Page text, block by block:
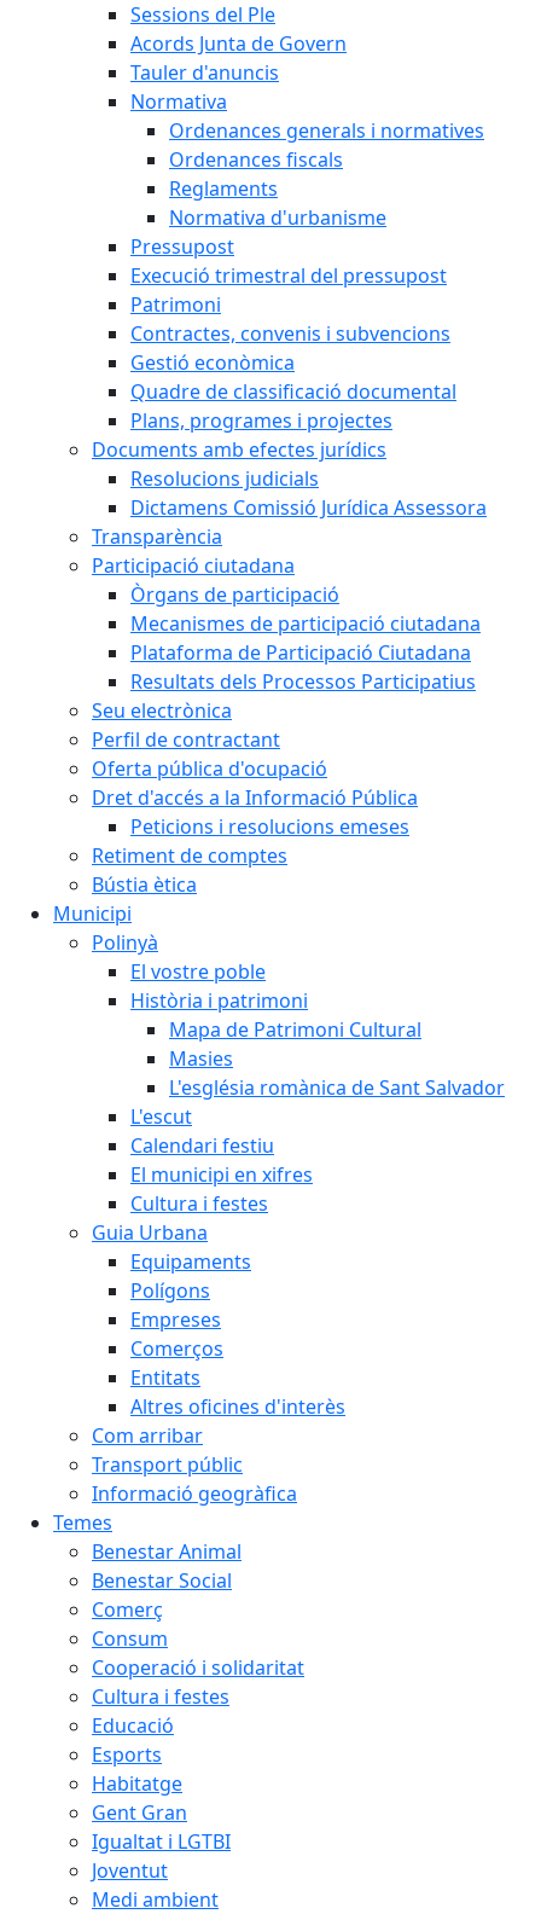
Sessions del Ple
Acords Junta de Govern
Tauler d'anuncis
Normativa
Ordenances generals i normatives
Ordenances fiscals
Reglaments
Normativa d'urbanisme
Pressupost
Execució trimestral del pressupost
Patrimoni
Contractes, convenis i subvencions
Gestió econòmica
Quadre de classificació documental
Plans, programes i projectes
Documents amb efectes jurídics
Resolucions judicials
Dictamens Comissió Jurídica Assessora
Transparència
Participació ciutadana
Òrgans de participació
Mecanismes de participació ciutadana
Plataforma de Participació Ciutadana
Resultats dels Processos Participatius
Seu electrònica
Perfil de contractant
Oferta pública d'ocupació
Dret d'accés a la Informació Pública
Peticions i resolucions emeses
Retiment de comptes
Bústia ètica
Municipi
Polinyà
El vostre poble
Història i patrimoni
Mapa de Patrimoni Cultural
Masies
L'església romànica de Sant Salvador
L'escut
Calendari festiu
El municipi en xifres
Cultura i festes
Guia Urbana
Equipaments
Polígons
Empreses
Comerços
Entitats
Altres oficines d'interès
Com arribar
Transport públic
Informació geogràfica
Temes
Benestar Animal
Benestar Social
Comerç
Consum
Cooperació i solidaritat
Cultura i festes
Educació
Esports
Habitatge
Gent Gran
Igualtat i LGTBI
Joventut
Medi ambient